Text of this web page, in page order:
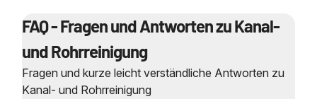
FAQ - Fragen und Antworten zu Kanal-
und Rohrreinigung
Fragen und kurze leicht verständliche Antworten zu
Kanal- und Rohrreinigung